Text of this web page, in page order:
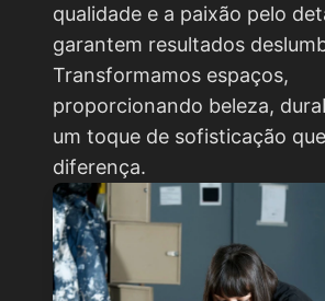
qualidade e a paixão pelo
garantem resultados
Transformamos espaços,
proporcionando beleza,
um toque de sofisticação
diferença.